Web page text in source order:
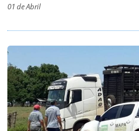
01 de Abril